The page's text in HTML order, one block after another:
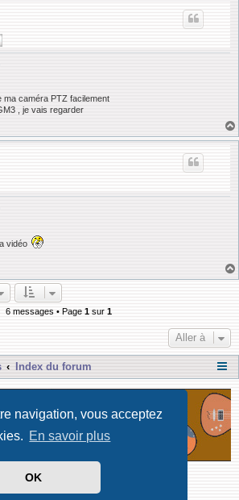
navigation, vous acceptez
En savoir plus
OK
ma caméra PTZ facilement
, je vais regarder
vidéo
6 messages • Page 1 sur 1
Aller à
Index du forum
par Forum Software © phpBB Limited